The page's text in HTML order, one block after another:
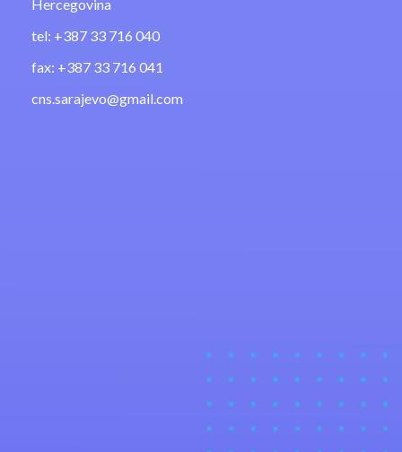
Hercegovina
tel: +387 33 716 040
fax: +387 33 716 041
cns.sarajevo@gmail.com